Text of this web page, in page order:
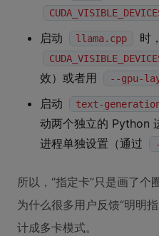
启动
llama.cpp 时，
效）或者用
--gpu-
启动
text-
动两个独立的 Python
进程单独设置（通过
所以，“指定卡”只是画了
为什么很多用户反馈“明明
计成多卡模式。